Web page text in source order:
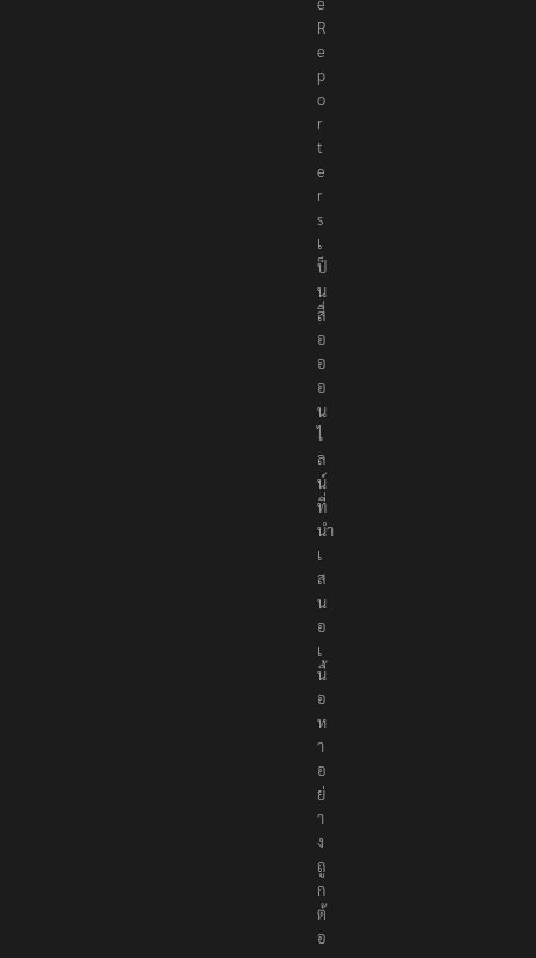
T
h
e
R
e
p
o
r
t
e
r
s
เ
ป็
น
สื่
อ
อ
อ
น
ไ
ล
น์
ที่
นำ
เ
ส
น
อ
เ
นื้
อ
ห
า
อ
ย่
า
ง
ถู
ก